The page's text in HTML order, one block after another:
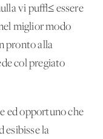
vi pu√≤ essere
miglior modo
pronto alla
col pregiato
ed opportuno che
esibisse la